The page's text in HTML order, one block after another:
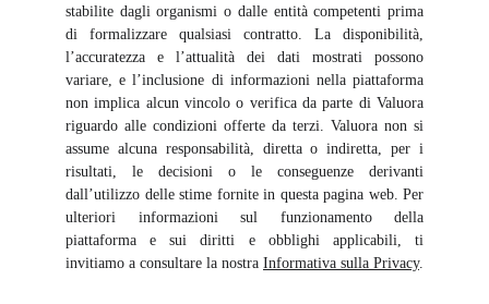
stabilite dagli organismi o dalle entità competenti prima
di formalizzare qualsiasi contratto. La disponibilità,
l’accuratezza e l’attualità dei dati mostrati possono
variare, e l’inclusione di informazioni nella piattaforma
non implica alcun vincolo o verifica da parte di Valuora
riguardo alle condizioni offerte da terzi. Valuora non si
assume alcuna responsabilità, diretta o indiretta, per i
risultati, le decisioni o le conseguenze derivanti
dall’utilizzo delle stime fornite in questa pagina web. Per
ulteriori informazioni sul funzionamento della
piattaforma e sui diritti e obblighi applicabili, ti
invitiamo a consultare la nostra Informativa sulla Privacy.